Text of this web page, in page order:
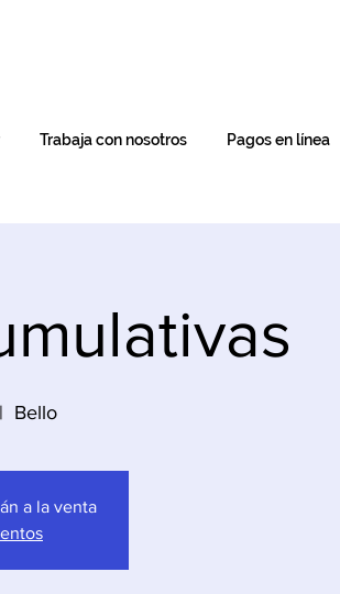
Trabaja con nosotros Pagos en línea
Bello
a la venta